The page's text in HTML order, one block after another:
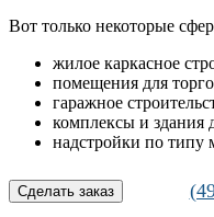
Вот только некоторые
жилое каркасное
помещения для
гаражное
комплексы и здания
надстройки по типу
Сделать заказ